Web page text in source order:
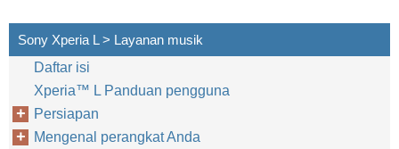
Sony Xperia L > Layanan musik
Daftar isi
Xperia™‎ L Panduan pengguna
Persiapan
Mengenal perangkat Anda